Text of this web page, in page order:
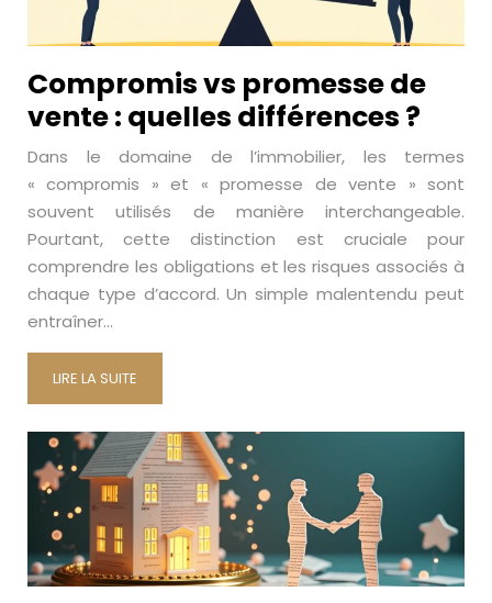
Compromis vs promesse de
vente : quelles différences ?
Dans le domaine de l’immobilier, les termes
« compromis » et « promesse de vente » sont
souvent utilisés de manière interchangeable.
Pourtant, cette distinction est cruciale pour
comprendre les obligations et les risques associés à
chaque type d’accord. Un simple malentendu peut
entraîner…
LIRE LA SUITE